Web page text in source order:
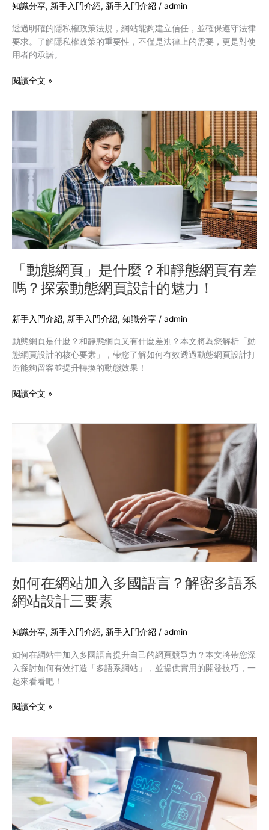
知識分享, 新手入門介紹, 新手入門介紹 / admin
透過明確的隱私權政策法規，網站能夠建立信任，並確保遵守法律
要求。了解隱私權政策的重要性，不僅是法律上的需要，更是對使
用者的承諾。
的
要
性
與
定
要
的
要
閱讀全文 »
「動態網頁」是什麼？和靜態網頁有差
嗎？探索動態網頁設計的魅力！
新手入門介紹, 新手入門介紹, 知識分享 / admin
動態網頁是什麼？和靜態網頁又有什麼差別？本文將為您解析「動
態網頁設計的核心要素」，帶您了解如何有效透過動態網頁設計打
造能夠留客並提升轉換的動態效果！
網
是
什
麼？
和
靜
態
網
差
探
動
態
網
設
的
閱讀全文 »
如何在網站加入多國語言？解密多語系
網站設計三要素
知識分享, 新手入門介紹, 新手入門介紹 / admin
如何在網站中加入多國語言提升自己的網頁競爭力？本文將帶您深
入探討如何有效打造「多語系網站」，並提供實用的開發技巧，一
起來看看吧！
在
網
站
多
解
密
多
系
站
設
計
要
閱讀全文 »
是
什
麼？
CMS
業